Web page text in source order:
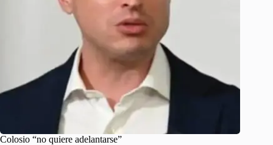
Colosio “no quiere adelantarse”